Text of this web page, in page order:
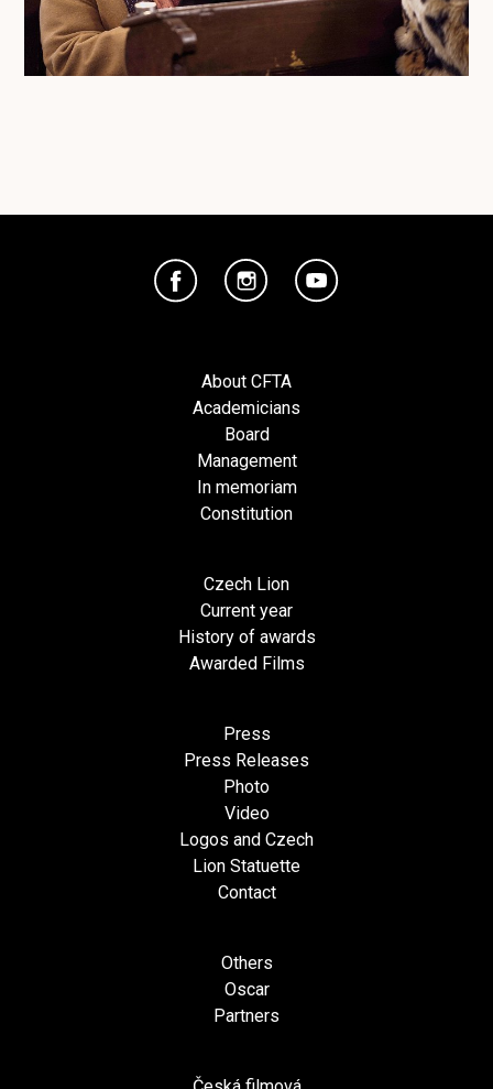
About CFTA
Academicians
Board
Management
In memoriam
Constitution
Czech Lion
Current year
History of awards
Awarded Films
Press
Press Releases
Photo
Video
Logos and Czech
Lion Statuette
Contact
Others
Oscar
Partners